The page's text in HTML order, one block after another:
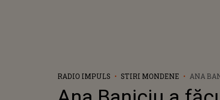
RADIO IMPULS STIRI MONDENE
ANA
SĂ